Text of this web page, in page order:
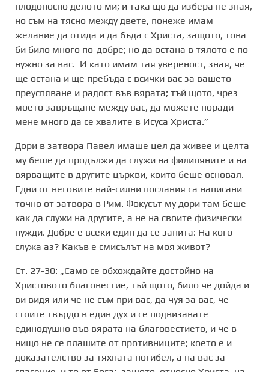
плодоносно делото ми; и така що да избера не зная,
но съм на тясно между двете, понеже имам
желание да отида и да бъда с Христа, защото, това
би било много по-добре; но да остана в тялото е по-
нужно за вас. И като имам тая увереност, зная, че
ще остана и ще пребъда с всички вас за вашето
преуспяване и радост във вярата; тъй щото, чрез
моето завръщане между вас, да можете поради
мене много да се хвалите в Исуса Христа.”
Дори в затвора Павел имаше цел да живее и целта
му беше да продължи да служи на филипяните и на
вярващите в другите църкви, които беше основал.
Едни от неговите най-силни послания са написани
точно от затвора в Рим. Фокусът му дори там беше
как да служи на другите, а не на своите физически
нужди. Добре е всеки един да се запита: На кого
служа аз? Какъв е смисълът на моя живот?
Ст. 27-30: „Само се обхождайте достойно на
Христовото благовестие, тъй щото, било че дойда и
ви видя или че не съм при вас, да чуя за вас, че
стоите твърдо в един дух и се подвизавате
единодушно във вярата на благовестието, и че в
нищо не се плашите от противниците; което е и
доказателство за тяхната погибел, а на вас за